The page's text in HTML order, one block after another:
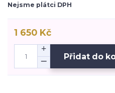
Nejsme plátci DPH
1 650 Kč
Přidat do